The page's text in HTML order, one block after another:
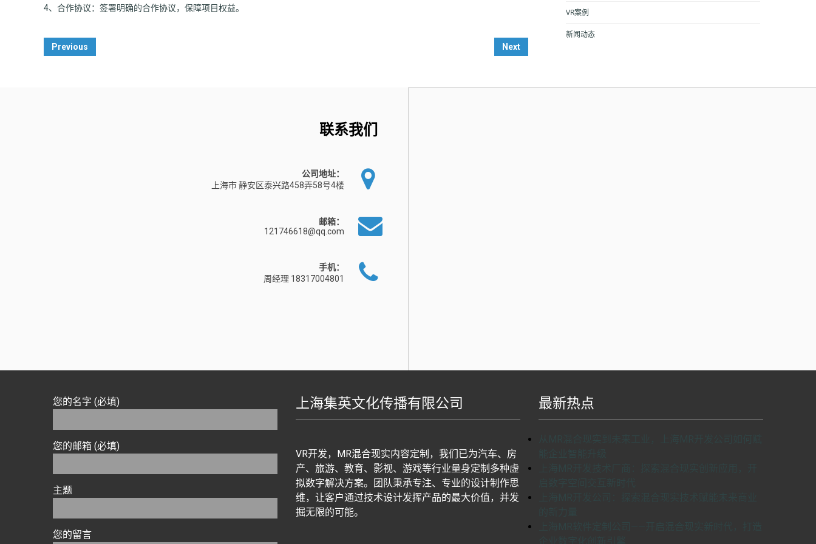
4、合作协议：签署明确的合作协议，保障项目权益。
Post
Navigation
Previous Next
VR案例
新闻动态
联系我们
公司地址：
上海市 静安区泰兴路458弄58号4楼
邮箱：
121746618@qq.com
手机：
周经理 18317004801
您的名字 (必填)
您的邮箱 (必填)
主题
您的留言
上海集英文化传播有限公司
VR开发，MR混合现实内容定制，我们已为汽车、房
产、旅游、教育、影视、游戏等行业量身定制多种虚
拟数字解决方案。团队秉承专注、专业的设计制作思
维，让客户通过技术设计发挥产品的最大价值，并发
掘无限的可能。
最新热点